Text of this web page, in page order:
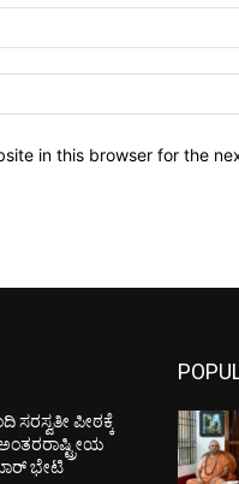
in this browser for the
ಸರಸ್ವತೀ ಪೀಠಕ್ಕೆ
ಭೇಟಿ